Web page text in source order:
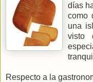
días
como
una
visto
Respecto a la